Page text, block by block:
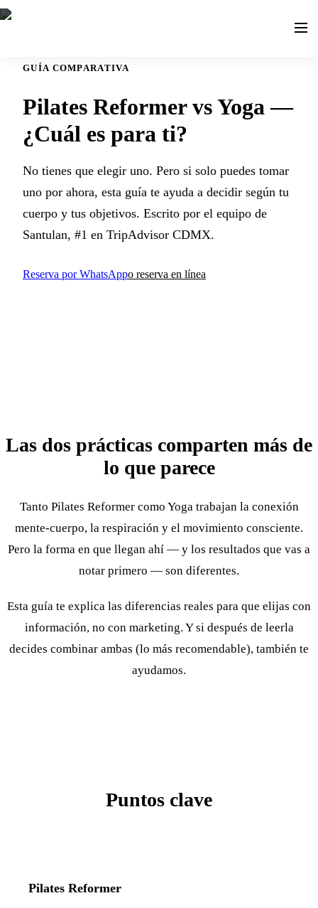
GUÍA COMPARATIVA
Pilates Reformer vs Yoga —
¿Cuál es para ti?
No tienes que elegir uno. Pero si solo puedes tomar
uno por ahora, esta guía te ayuda a decidir según tu
cuerpo y tus objetivos. Escrito por el equipo de
Santulan, #1 en TripAdvisor CDMX.
Reserva por WhatsAppo reserva en línea
Las dos prácticas comparten más de
lo que parece
Tanto Pilates Reformer como Yoga trabajan la conexión
mente-cuerpo, la respiración y el movimiento consciente.
Pero la forma en que llegan ahí — y los resultados que vas a
notar primero — son diferentes.
Esta guía te explica las diferencias reales para que elijas con
información, no con marketing. Y si después de leerla
decides combinar ambas (lo más recomendable), también te
ayudamos.
Puntos clave
Pilates Reformer